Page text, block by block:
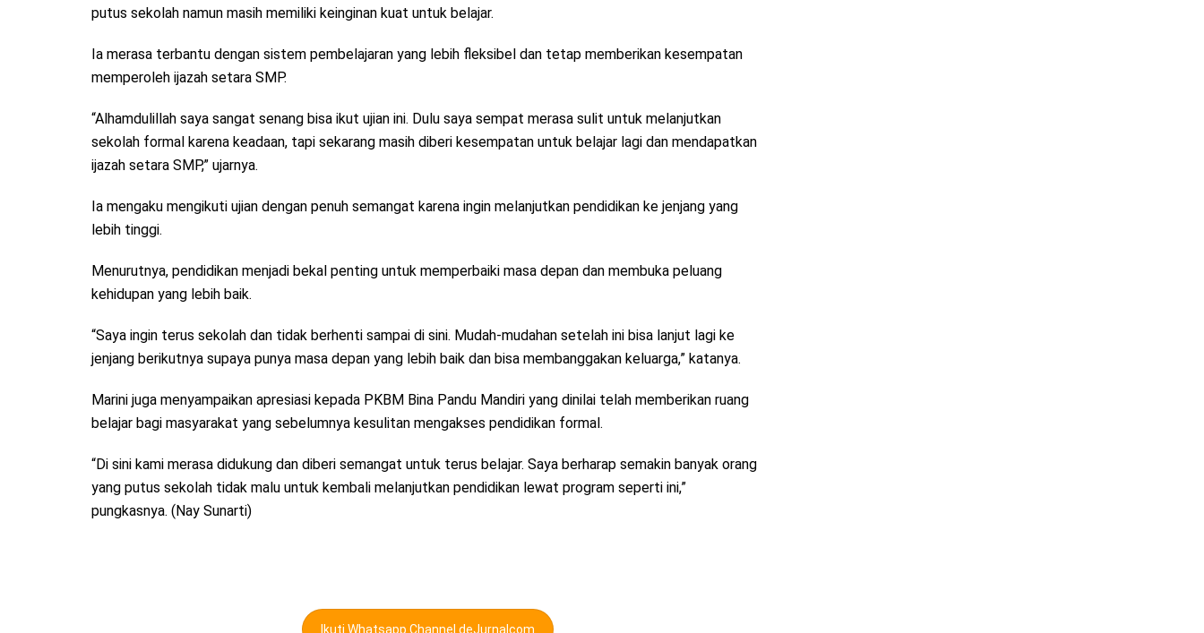
putus sekolah namun masih memiliki keinginan kuat untuk belajar.
Ia merasa terbantu dengan sistem pembelajaran yang lebih fleksibel dan tetap memberikan kesempatan
memperoleh ijazah setara SMP.
“Alhamdulillah saya sangat senang bisa ikut ujian ini. Dulu saya sempat merasa sulit untuk melanjutkan
sekolah formal karena keadaan, tapi sekarang masih diberi kesempatan untuk belajar lagi dan mendapatkan
ijazah setara SMP,” ujarnya.
Ia mengaku mengikuti ujian dengan penuh semangat karena ingin melanjutkan pendidikan ke jenjang yang
lebih tinggi.
Menurutnya, pendidikan menjadi bekal penting untuk memperbaiki masa depan dan membuka peluang
kehidupan yang lebih baik.
“Saya ingin terus sekolah dan tidak berhenti sampai di sini. Mudah-mudahan setelah ini bisa lanjut lagi ke
jenjang berikutnya supaya punya masa depan yang lebih baik dan bisa membanggakan keluarga,” katanya.
Marini juga menyampaikan apresiasi kepada PKBM Bina Pandu Mandiri yang dinilai telah memberikan ruang
belajar bagi masyarakat yang sebelumnya kesulitan mengakses pendidikan formal.
“Di sini kami merasa didukung dan diberi semangat untuk terus belajar. Saya berharap semakin banyak orang
yang putus sekolah tidak malu untuk kembali melanjutkan pendidikan lewat program seperti ini,”
pungkasnya. (Nay Sunarti)
Ikuti Whatsapp Channel deJurnalcom